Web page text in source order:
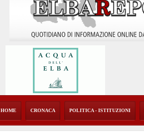
HOME CRONACA POLITICA - ISTITUZIONI